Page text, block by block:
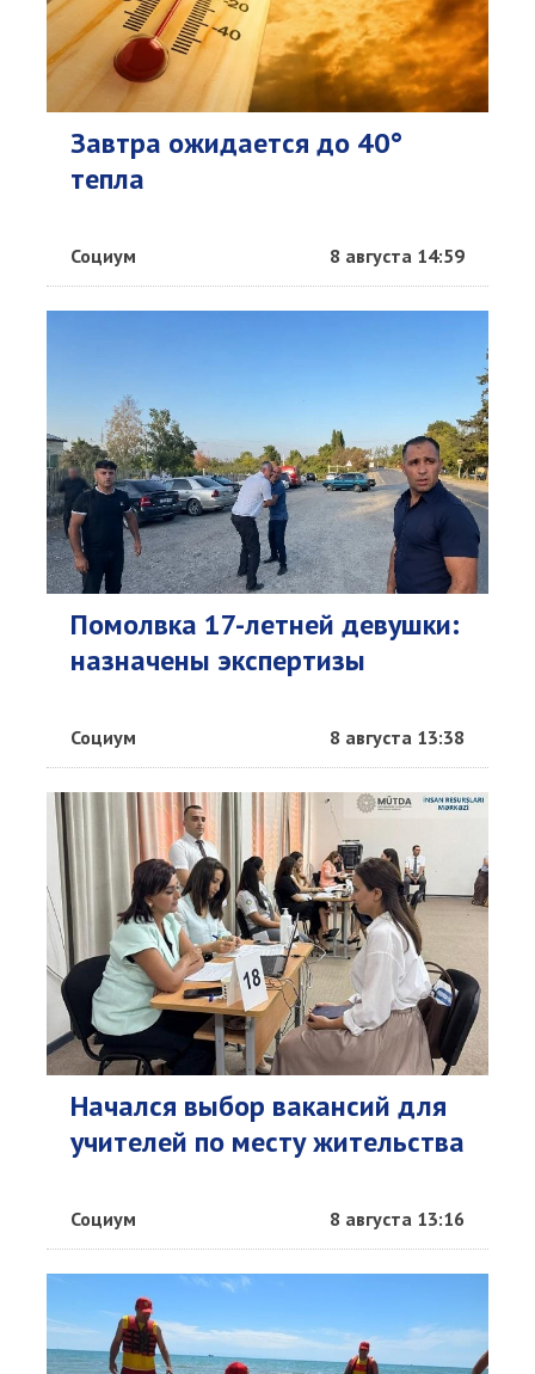
Завтра ожидается до 40°
тепла
Социум 8 августа 14:59
Помолвка 17-летней девушки:
назначены экспертизы
Социум 8 августа 13:38
Начался выбор вакансий для
учителей по месту жительства
Социум 8 августа 13:16